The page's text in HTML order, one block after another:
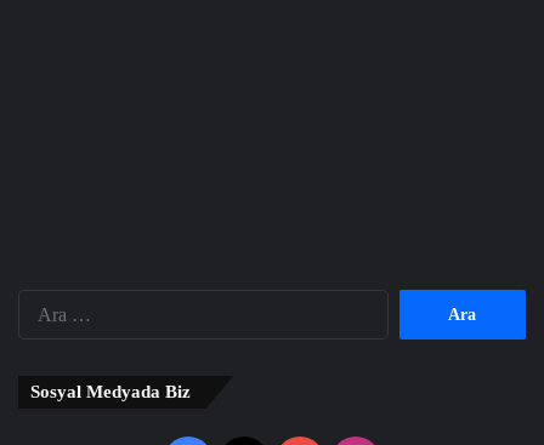
Sosyal Medyada Biz